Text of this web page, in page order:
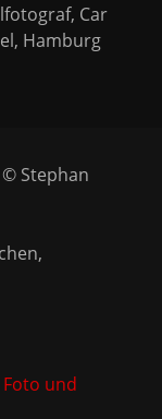
Car
Hamburg
Stephan
und